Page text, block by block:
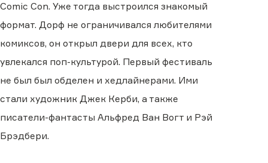
Comic Con. Уже тогда выстроился знакомый
формат. Дорф не ограничивался любителями
комиксов, он открыл двери для всех, кто
увлекался поп-культурой. Первый фестиваль
не был был обделен и хедлайнерами. Ими
стали художник Джек Керби, а также
писатели-фантасты Альфред Ван Вогт и Рэй
Брэдбери.